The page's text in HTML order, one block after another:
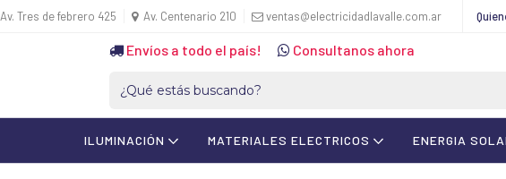
Av. Tres de febrero 425 Av. Centenario 210 ventas@electricidadlavalle.com.ar
Envíos a todo el país! Consultanos ahora
ILUMINACIÓN MATERIALES ELECTRICOS ENERGIA